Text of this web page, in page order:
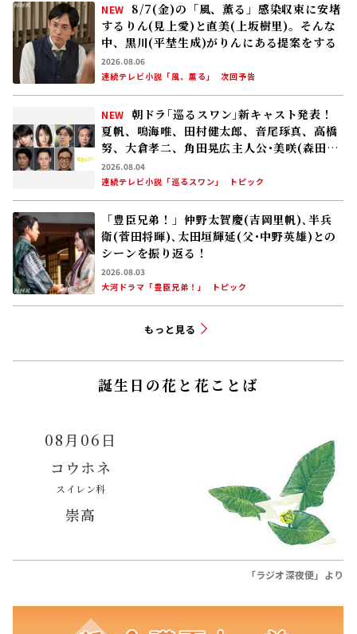
NEW
8/7(金)の「風、薫る」感染収束に安堵
するりん(見上愛)と直美(上坂樹里)。そんな
中、黒川(平埜生成)がりんにある提案をする
2026.08.06
連続テレビ小説「風、薫る」
次回予告
NEW 朝ドラ｢巡るスワン｣新キャスト発表！
夏帆、鳴海唯、田村健太郎、音尾琢真、高橋
努、大倉孝二、角田晃広――主人公･美咲(森田望
智)が交流する警察署の人々 2027年度前期
放送
2026.08.04
連続テレビ小説「巡るスワン」
トピック
「豊臣兄弟！」仲野太賀――慶(吉岡里帆)､半兵
衛(菅田将暉)､太田垣輝延(父･中野英雄)との
シーンを振り返る！
2026.08.03
大河ドラマ「豊臣兄弟！」
トピック
もっと見る
誕生日の花と花ことば
08月06日
コウホネ
スイレン科
崇高
「ラジオ深夜便」より